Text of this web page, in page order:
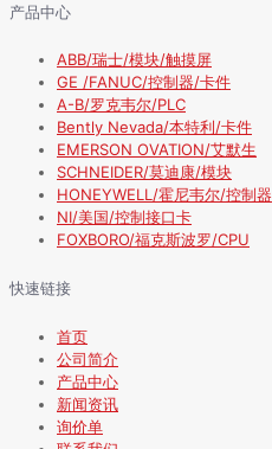
产品中心
ABB/瑞士/模块/触摸屏
GE /FANUC/控制器/卡件
A-B/罗克韦尔/PLC
Bently Nevada/本特利/卡件
EMERSON OVATION/艾默生
SCHNEIDER/莫迪康/模块
HONEYWELL/霍尼韦尔/控制器
NI/美国/控制接口卡
FOXBORO/福克斯波罗/CPU
快速链接
首页
公司简介
产品中心
新闻资讯
询价单